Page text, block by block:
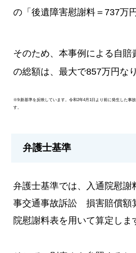
の「後遺障害慰謝料＝737万
そのため、本事例による自賠
の総額は、最大で857万円な
※9:新基準を反映しています。令和2年4月1日より前に発生した事
す。
弁護士基準
弁護士基準では、入通院慰謝
事交通事故訴訟 損害賠償額
院慰謝料表を用いて算定しま